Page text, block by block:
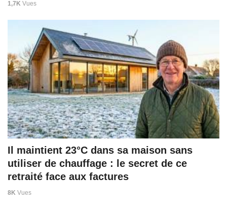
1,7K Vues
Il maintient 23°C dans sa maison sans
utiliser de chauffage : le secret de ce
retraité face aux factures
8K Vues